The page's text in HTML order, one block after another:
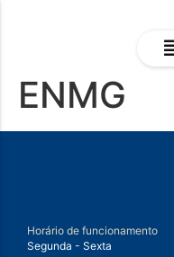
ENMG
Horário de funcionamento
Segunda - Sexta